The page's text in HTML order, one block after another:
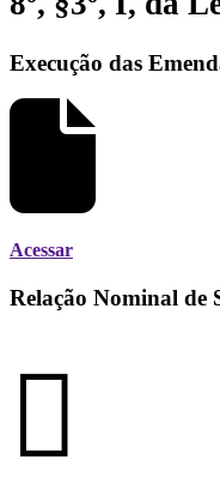
Execução das
Acessar
Relação Nominal de